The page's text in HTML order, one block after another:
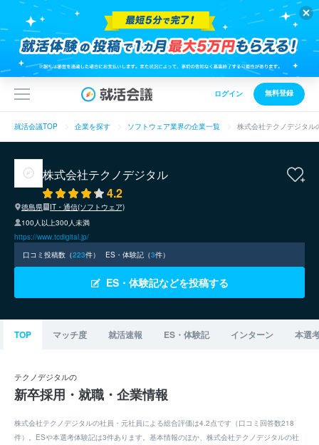
ログイン 無料登録
就活会議TOP 企業を探す ソフトウェア業界の企業一覧 株式会社テクノデジタル
株式会社テクノデジタル
4.2
徳島県
IT・通信(ソフトウェア)
100人以上300人未満
https://www.tcdigital.jp/
口コミ投稿数（223件） ES・体験記（3件）
ES・体験記などを投稿する
TOP マッチ度 就活速報 ES・体験記 インターン 本選
テクノデジタルの
新卒採用・就職・企業情報
株式会社テクノデジタルの社員・元社員による総合評価は4.2点です（口コミ回答数218
件）。ESや本選考体験記は3件あります。基本情報のほか、株式会社テクノデジタルの社